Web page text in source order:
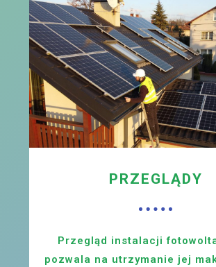
PRZEGLĄDY
Przegląd instalacji
pozwala na utrzymanie jej